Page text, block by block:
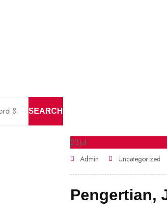
SEARCH
23Jul
Admin Uncategorized
Pengertian,